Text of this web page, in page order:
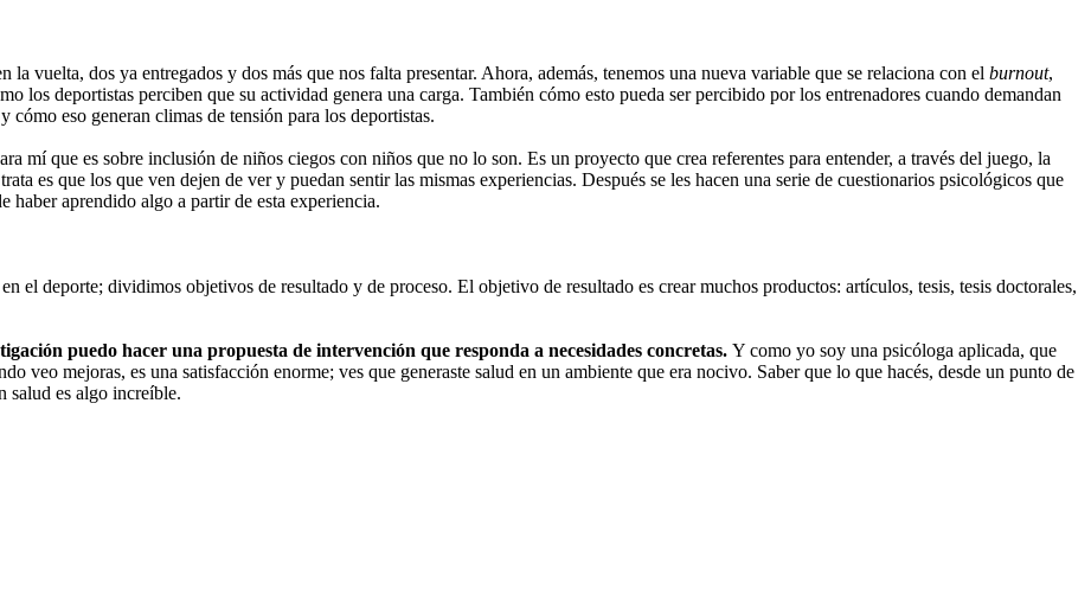
la vuelta, dos ya entregados y dos más que nos falta presentar. Ahora, además, tenemos una nueva variable que se relaciona con el burnout,
los deportistas perciben que su actividad genera una carga. También cómo esto pueda ser percibido por los entrenadores cuando demandan
eso generan climas de tensión para los deportistas.
mí que es sobre inclusión de niños ciegos con niños que no lo son. Es un proyecto que crea referentes para entender, a través del juego, la
es que los que ven dejen de ver y puedan sentir las mismas experiencias. Después se les hacen una serie de cuestionarios psicológicos que
haber aprendido algo a partir de esta experiencia.
el deporte; dividimos objetivos de resultado y de proceso. El objetivo de resultado es crear muchos productos: artículos, tesis, tesis doctorales,
puedo hacer una propuesta de intervención que responda a necesidades concretas. Y como yo soy una psicóloga aplicada, que
veo mejoras, es una satisfacción enorme; ves que generaste salud en un ambiente que era nocivo. Saber que lo que hacés, desde un punto de
salud es algo increíble.